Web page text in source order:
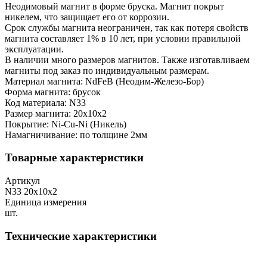
Неодимовый магнит в форме бруска. Магнит покрыт
никелем, что защищает его от коррозии.
Срок службы магнита неограничен, так как потеря свойств
магнита составляет 1% в 10 лет, при условии правильной
эксплуатации.
В наличии много размеров магнитов. Также изготавливаем
магниты под заказ по индивидуальным размерам.
Материал магнита: NdFeB (Неодим-Железо-Бор)
Форма магнита: брусок
Код материала: N33
Размер магнита: 20х10х2
Покрытие: Ni-Cu-Ni (Никель)
Намагничивание: по толщине 2мм
Товарные характеристики
Артикул
N33 20x10x2
Единица измерения
шт.
Технические характеристики